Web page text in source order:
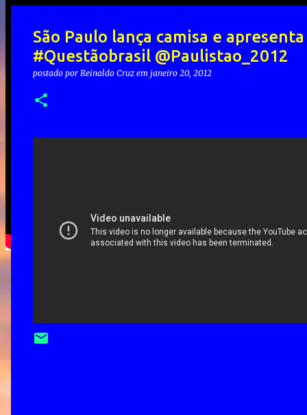
São Paulo lança camisa e
#Questãobrasil @Paulistao_2012
postado por Reinaldo Cruz em janeiro 20, 2012